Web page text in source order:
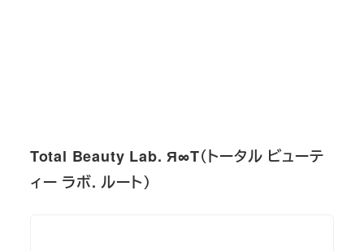
Total Beauty Lab. Я∞T（トータル ビューテ
ィー ラボ. ルート）